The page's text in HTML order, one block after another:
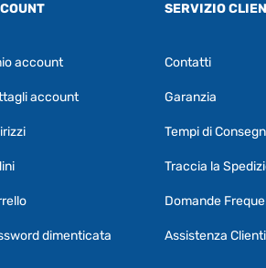
account
account
dimenticata
SERVIZIO
Contatti
Garanzia
Tempi di
Traccia la
Domande
Assistenza Clienti
Puoi